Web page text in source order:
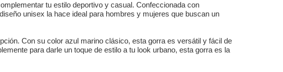
tu estilo deportivo y casual. Confeccionada con
unisex la hace ideal para hombres y mujeres que buscan un
Con su color azul marino clásico, esta gorra es versátil y fácil de
para darle un toque de estilo a tu look urbano, esta gorra es la